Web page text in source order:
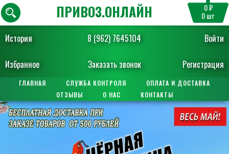
История 8 (962) 7645104 Войти
Избранное Заказать звонок Регистрация
ПРИВОЗ.ОНЛАЙН 0 ₽
0шт
ГЛАВНАЯ СЛУЖБА КОНТРОЛЯ
ОПЛАТА И ДОСТАВКА
ОТЗЫВЫ
О НАС КОНТАКТЫ